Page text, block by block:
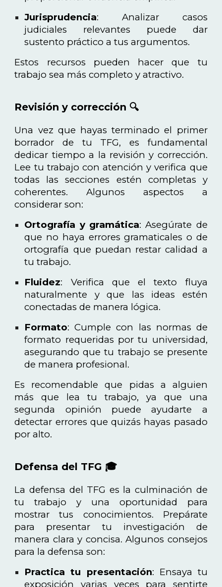
Jurisprudencia: Analizar casos
judiciales relevantes puede dar
sustento práctico a tus argumentos.
Estos recursos pueden hacer que tu
trabajo sea más completo y atractivo.
Revisión y corrección 🔍
Una vez que hayas terminado el primer
borrador de tu TFG, es fundamental
dedicar tiempo a la revisión y corrección.
Lee tu trabajo con atención y verifica que
todas las secciones estén completas y
coherentes. Algunos aspectos a
considerar son:
Ortografía y gramática: Asegúrate de
que no haya errores gramaticales o de
ortografía que puedan restar calidad a
tu trabajo.
Fluidez: Verifica que el texto fluya
naturalmente y que las ideas estén
conectadas de manera lógica.
Formato: Cumple con las normas de
formato requeridas por tu universidad,
asegurando que tu trabajo se presente
de manera profesional.
Es recomendable que pidas a alguien
más que lea tu trabajo, ya que una
segunda opinión puede ayudarte a
detectar errores que quizás hayas pasado
por alto.
Defensa del TFG 🎓
La defensa del TFG es la culminación de
tu trabajo y una oportunidad para
mostrar tus conocimientos. Prepárate
para presentar tu investigación de
manera clara y concisa. Algunos consejos
para la defensa son:
Practica tu presentación: Ensaya tu
exposición varias veces para sentirte